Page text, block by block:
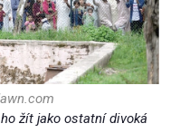
žít jako ostatní divoká